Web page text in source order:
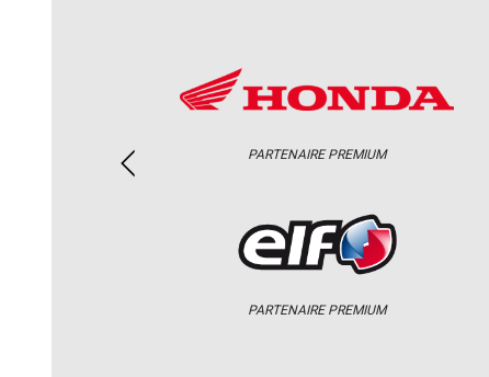
PARTENAIRE PREMIUM
PARTENAIRE PREMIUM